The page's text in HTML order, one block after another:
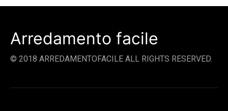
Arredamento facile
© 2018 ARREDAMENTOFACILE ALL RIGHTS RESERVED.